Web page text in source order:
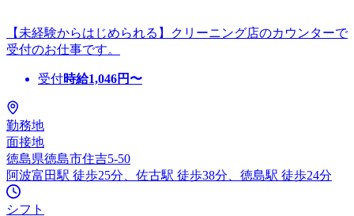
【未経験からはじめられる】クリーニング店のカウンターで
受付のお仕事です。
受付時給1,046円〜
勤務地
面接地
徳島県徳島市住吉5-50
阿波富田駅 徒歩25分、佐古駅 徒歩38分、徳島駅 徒歩24分
シフト